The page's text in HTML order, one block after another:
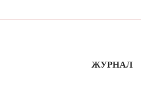
ЖУРНАЛ